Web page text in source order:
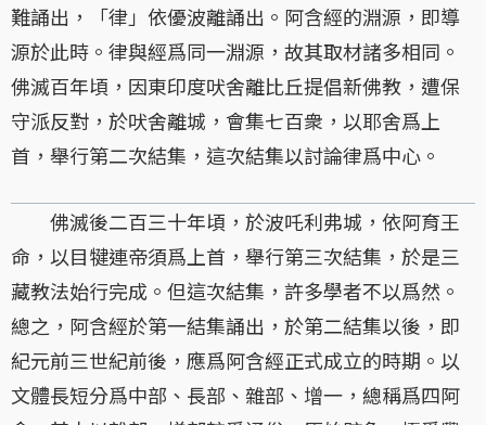
難誦出，「律」依優波離誦出。阿含經的淵源，即導
源於此時。律與經爲同一淵源，故其取材諸多相同。
佛滅百年頃，因東印度吠舍離比丘提倡新佛教，遭保
守派反對，於吠舍離城，會集七百衆，以耶舍爲上
首，舉行第二次結集，這次結集以討論律爲中心。
佛滅後二百三十年頃，於波吒利弗城，依阿育王
命，以目犍連帝須爲上首，舉行第三次結集，於是三
藏教法始行完成。但這次結集，許多學者不以爲然。
總之，阿含經於第一結集誦出，於第二結集以後，即
紀元前三世紀前後，應爲阿含經正式成立的時期。以
文體長短分爲中部、長部、雜部、增一，總稱爲四阿